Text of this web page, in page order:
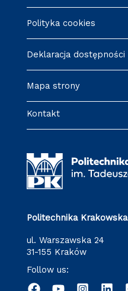
Polityka cookies
Deklaracja dostępności
Mapa strony
Kontakt
Politechnika Krakowska
ul. Warszawska 24
31-155 Kraków
Follow us: